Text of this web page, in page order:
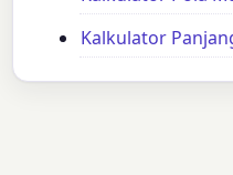
Kalkulator